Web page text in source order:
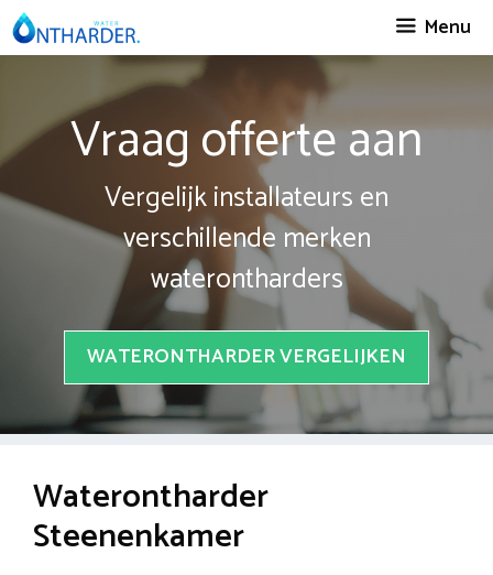
Spring
naar
Menu
Vraag offerte aan
Vergelijk installateurs en
verschillende merken
waterontharders
WATERONTHARDER VERGELIJKEN
Waterontharder
Steenenkamer